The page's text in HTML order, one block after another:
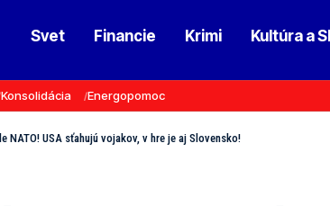
Svet Financie Krimi Kultúra a
Konsolidácia Energopomoc
NATO! USA sťahujú vojakov, v hre je aj Slovensko!